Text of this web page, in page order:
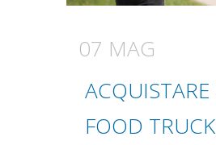
07 MAG
FOOD